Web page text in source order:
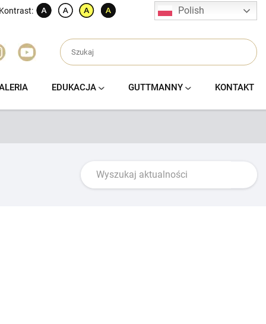
Kontrast: Polish
EDUKACJA GUTTMANNY KONTAKT